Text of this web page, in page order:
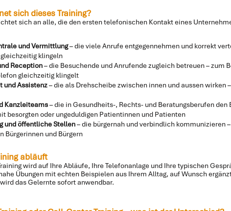
sich dieses Training?
sich an alle, die den ersten telefonischen Kontakt eines
und Vermittlung– die viele Anrufe entgegennehmen und korrekt
klingeln
Reception– die Besuchende und Anrufende zugleich betreuen –
gleichzeitig klingelt
und Assistenz– die als Drehscheibe zwischen innen und aussen
Kanzleiteams– die in Gesundheits-, Rechts- und Beratungsberufen
besorgten oder ungeduldigen Patientinnen und Patienten
und öffentliche Stellen– die bürgernah und verbindlich kommunizieren
Bürgerinnen und Bürgern
abläuft
wird auf Ihre Abläufe, Ihre Telefonanlage und Ihre typischen
Übungen mit echten Beispielen aus Ihrem Alltag, auf Wunsch
das Gelernte sofort anwendbar.